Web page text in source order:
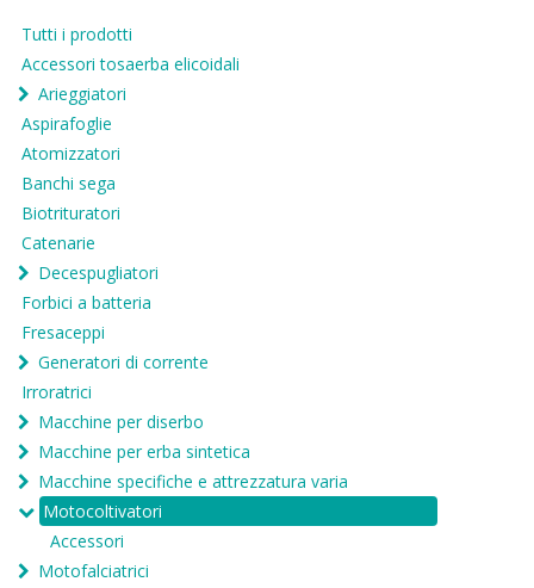
Tutti i prodotti
Accessori tosaerba elicoidali
Arieggiatori
Aspirafoglie
Atomizzatori
Banchi sega
Biotrituratori
Catenarie
Decespugliatori
Forbici a batteria
Fresaceppi
Generatori di corrente
Irroratrici
Macchine per diserbo
Macchine per erba sintetica
Macchine specifiche e attrezzatura varia
Motocoltivatori
Accessori
Motofalciatrici